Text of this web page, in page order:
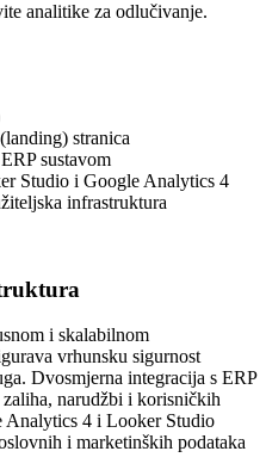
analitike za odlučivanje.
stranica
sustavom
Studio i Google Analytics 4
infrastruktura
i skalabilnom
vrhunsku sigurnost
Dvosmjerna integracija s ERP
narudžbi i korisničkih
Analytics 4 i Looker Studio
i marketinških podataka